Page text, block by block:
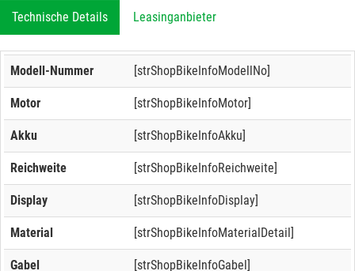
Technische Details Leasinganbieter
Modell-Nummer [strShopBikeInfoModellNo]
Motor [strShopBikeInfoMotor]
Akku [strShopBikeInfoAkku]
Reichweite [strShopBikeInfoReichweite]
Display [strShopBikeInfoDisplay]
Material [strShopBikeInfoMaterialDetail]
Gabel [strShopBikeInfoGabel]